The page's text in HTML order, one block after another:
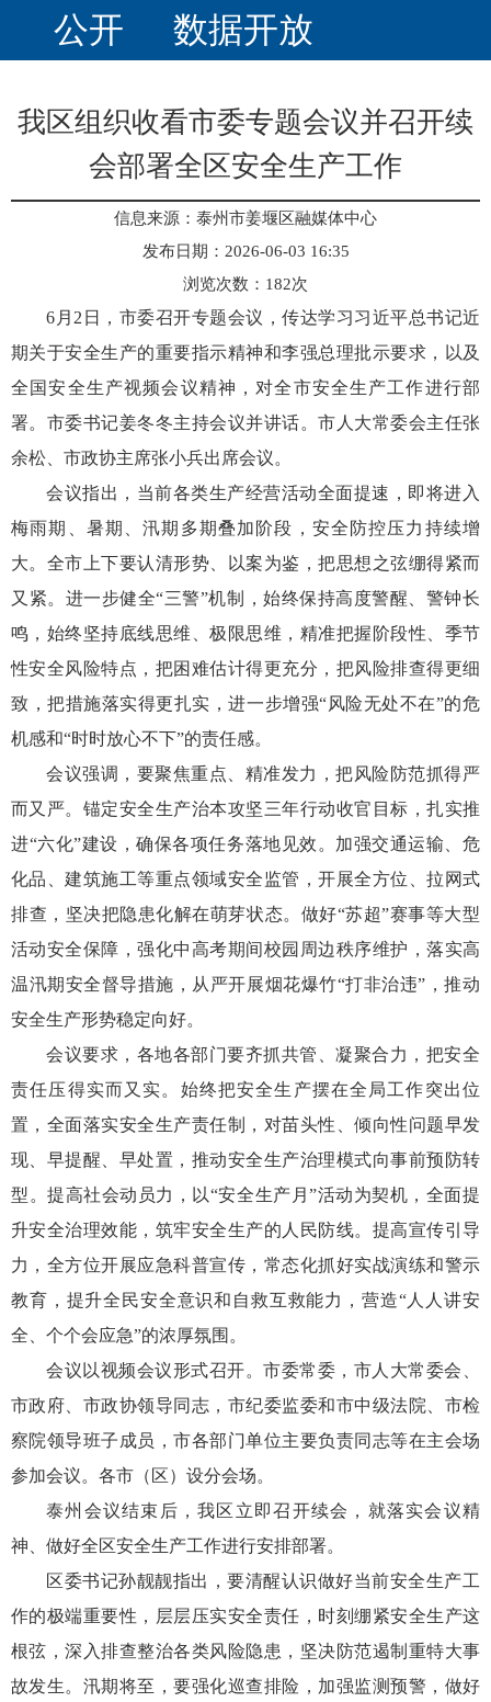
公开
数据开放
我区组织收看市委专题会议并召开续
会部署全区安全生产工作
信息来源：泰州市姜堰区融媒体中心
发布日期：2026-06-03 16:35
浏览次数： 182次
6月2日，市委召开专题会议，传达学习习近平总书记近
期关于安全生产的重要指示精神和李强总理批示要求，以及
全国安全生产视频会议精神，对全市安全生产工作进行部
署。市委书记姜冬冬主持会议并讲话。市人大常委会主任张
余松、市政协主席张小兵出席会议。
会议指出，当前各类生产经营活动全面提速，即将进入
梅雨期、暑期、汛期多期叠加阶段，安全防控压力持续增
大。全市上下要认清形势、以案为鉴，把思想之弦绷得紧而
又紧。进一步健全“三警”机制，始终保持高度警醒、警钟长
鸣，始终坚持底线思维、极限思维，精准把握阶段性、季节
性安全风险特点，把困难估计得更充分，把风险排查得更细
致，把措施落实得更扎实，进一步增强“风险无处不在”的危
机感和“时时放心不下”的责任感。
会议强调，要聚焦重点、精准发力，把风险防范抓得严
而又严。锚定安全生产治本攻坚三年行动收官目标，扎实推
进“六化”建设，确保各项任务落地见效。加强交通运输、危
化品、建筑施工等重点领域安全监管，开展全方位、拉网式
排查，坚决把隐患化解在萌芽状态。做好“苏超”赛事等大型
活动安全保障，强化中高考期间校园周边秩序维护，落实高
温汛期安全督导措施，从严开展烟花爆竹“打非治违”，推动
安全生产形势稳定向好。
会议要求，各地各部门要齐抓共管、凝聚合力，把安全
责任压得实而又实。始终把安全生产摆在全局工作突出位
置，全面落实安全生产责任制，对苗头性、倾向性问题早发
现、早提醒、早处置，推动安全生产治理模式向事前预防转
型。提高社会动员力，以“安全生产月”活动为契机，全面提
升安全治理效能，筑牢安全生产的人民防线。提高宣传引导
力，全方位开展应急科普宣传，常态化抓好实战演练和警示
教育，提升全民安全意识和自救互救能力，营造“人人讲安
全、个个会应急”的浓厚氛围。
会议以视频会议形式召开。市委常委，市人大常委会、
市政府、市政协领导同志，市纪委监委和市中级法院、市检
察院领导班子成员，市各部门单位主要负责同志等在主会场
参加会议。各市（区）设分会场。
泰州会议结束后，我区立即召开续会，就落实会议精
神、做好全区安全生产工作进行安排部署。
区委书记孙靓靓指出，要清醒认识做好当前安全生产工
作的极端重要性，层层压实安全责任，时刻绷紧安全生产这
根弦，深入排查整治各类风险隐患，坚决防范遏制重特大事
故发生。汛期将至，要强化巡查排险，加强监测预警，做好